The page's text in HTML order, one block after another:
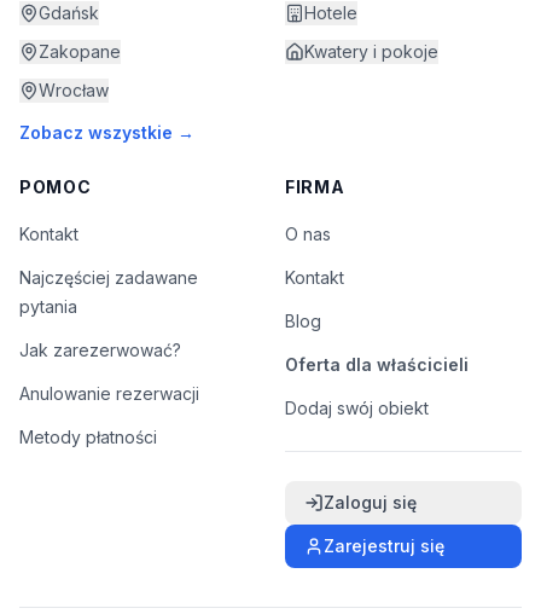
Gdańsk
Zakopane
Wrocław
Zobacz wszystkie →
Hotele
Kwatery i pokoje
POMOC
Kontakt
Najczęściej zadawane
pytania
Jak zarezerwować?
Anulowanie rezerwacji
Metody płatności
FIRMA
O nas
Kontakt
Blog
Oferta dla właścicieli
Dodaj swój obiekt
Zaloguj się
Zarejestruj się